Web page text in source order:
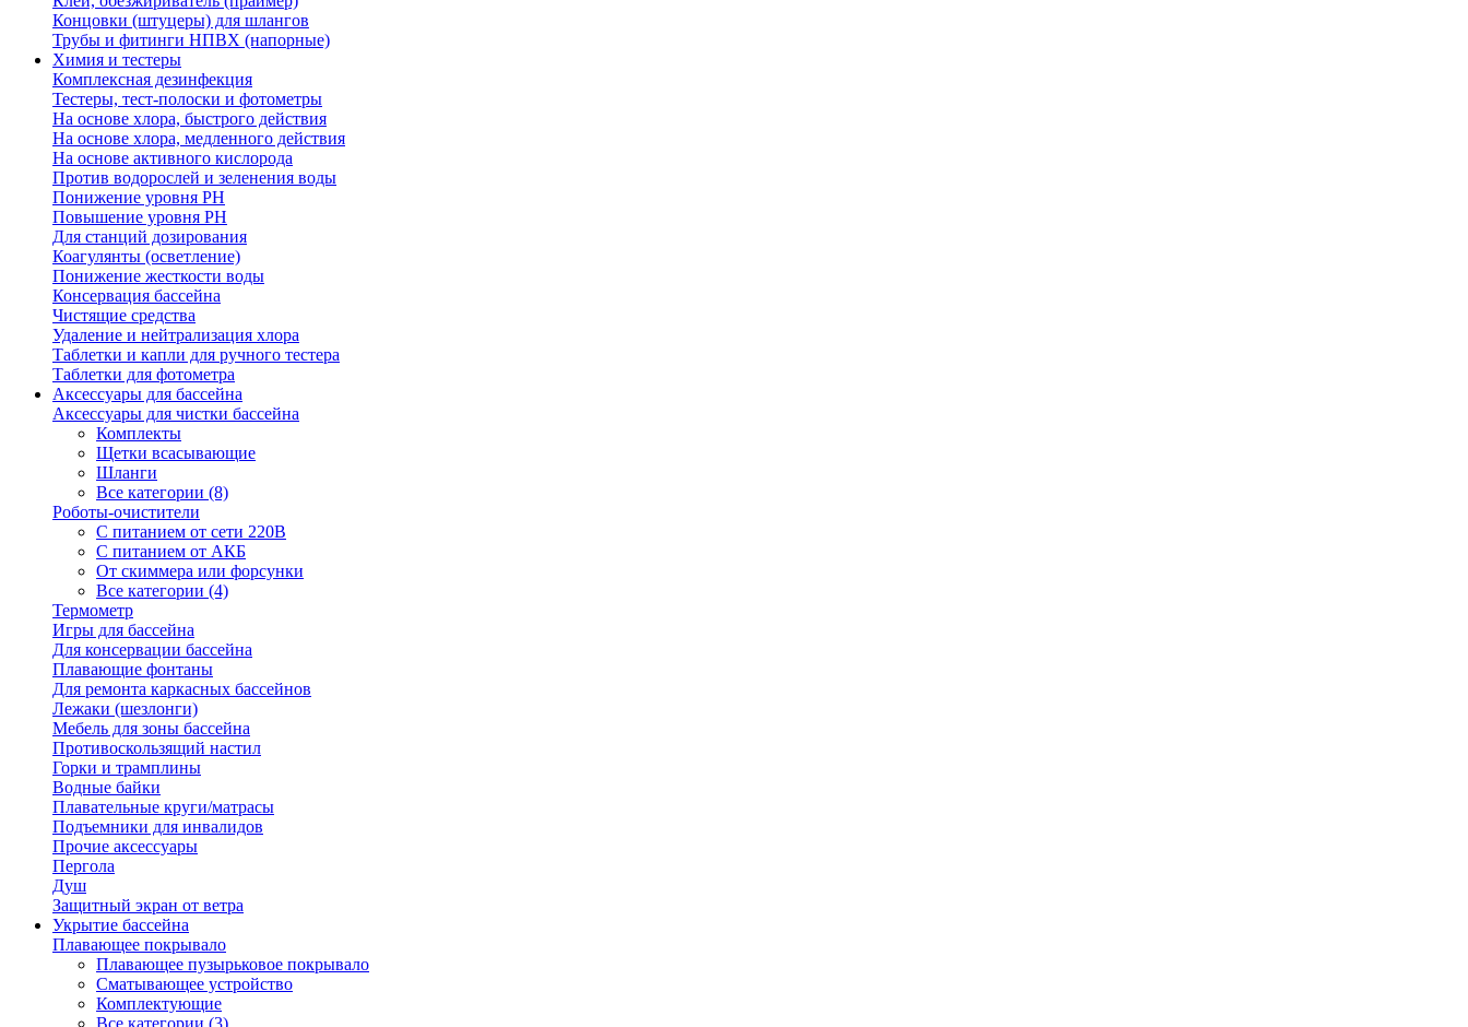
Концовки (штуцеры) для шлангов
Трубы и фитинги НПВХ (напорные)
Химия и тестеры
Комплексная дезинфекция
Тестеры, тест-полоски и фотометры
На основе хлора, быстрого действия
На основе хлора, медленного действия
На основе активного кислорода
Против водорослей и зеленения воды
Понижение уровня РН
Повышение уровня РН
Для станций дозирования
Коагулянты (осветление)
Понижение жесткости воды
Консервация бассейна
Чистящие средства
Удаление и нейтрализация хлора
Таблетки и капли для ручного тестера
Таблетки для фотометра
Аксессуары для бассейна
Аксессуары для чистки бассейна
Комплекты
Щетки всасывающие
Шланги
Все категории (8)
Роботы-очистители
С питанием от сети 220В
С питанием от АКБ
От скиммера или форсунки
Все категории (4)
Термометр
Игры для бассейна
Для консервации бассейна
Плавающие фонтаны
Для ремонта каркасных бассейнов
Лежаки (шезлонги)
Мебель для зоны бассейна
Противоскользящий настил
Горки и трамплины
Водные байки
Плавательные круги/матрасы
Подъемники для инвалидов
Прочие аксессуары
Пергола
Душ
Защитный экран от ветра
Укрытие бассейна
Плавающее покрывало
Плавающее пузырьковое покрывало
Сматывающее устройство
Комплектующие
Все категории (3)